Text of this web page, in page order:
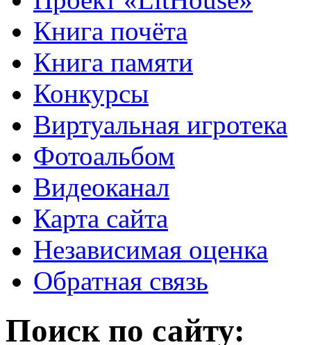
Книга почёта
Книга памяти
Конкурсы
Виртуальная игротека
Фотоальбом
Видеоканал
Карта сайта
Независимая оценка
Обратная связь
Поиск по сайту: